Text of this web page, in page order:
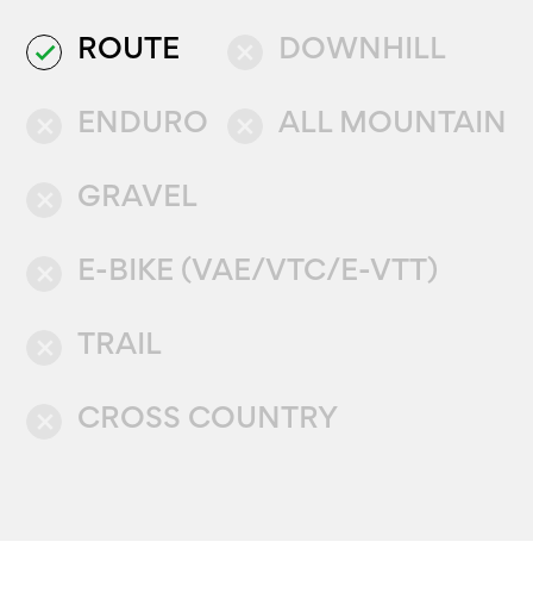
done ROUTE
ENDURO
DOWNHILL
ALL MOUNTAIN
GRAVEL
E-BIKE (VAE/VTC/E-VTT)
TRAIL
CROSS COUNTRY